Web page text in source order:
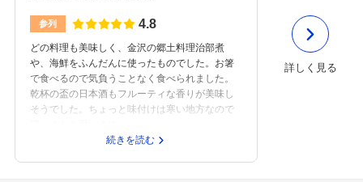
参列 4.8
どの料理も美味しく、金沢の郷土料理治部煮
や、海鮮をふんだんに使ったものでした。お箸
で食べるので気負うことなく食べられました。
乾杯の盃の日本酒もフルーティな香りが美味し
そうでした。ちょっと味付けは寒い地方なので
続きを読む
詳しく見る